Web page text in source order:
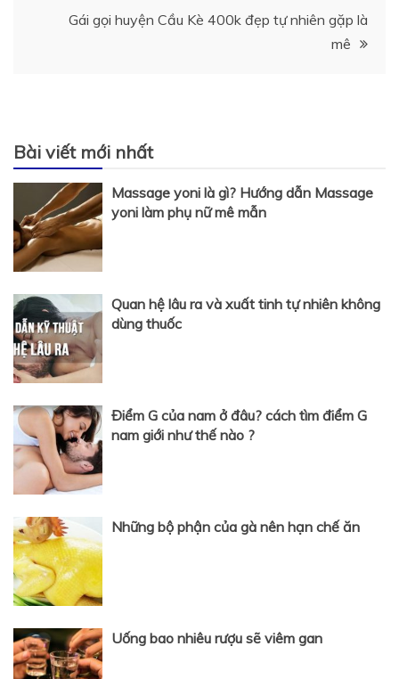
Gái gọi huyện Cầu Kè 400k đẹp tự nhiên gặp là
mê
Bài viết mới nhất
Massage yoni là gì? Hướng dẫn Massage
yoni làm phụ nữ mê mẫn
Quan hệ lâu ra và xuất tinh tự nhiên không
dùng thuốc
Điểm G của nam ở đâu? cách tìm điểm G
nam giới như thế nào ?
Những bộ phận của gà nên hạn chế ăn
Uống bao nhiêu rượu sẽ viêm gan